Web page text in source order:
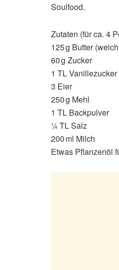
Soulfood.
Zutaten (für ca. 4
125 g Butter
60 g Zucker
1 TL Vanillezucker
3 Eier
250 g Mehl
1 TL Backpulver
¼ TL Salz
200 ml Milch
Etwas Pflanzenöl